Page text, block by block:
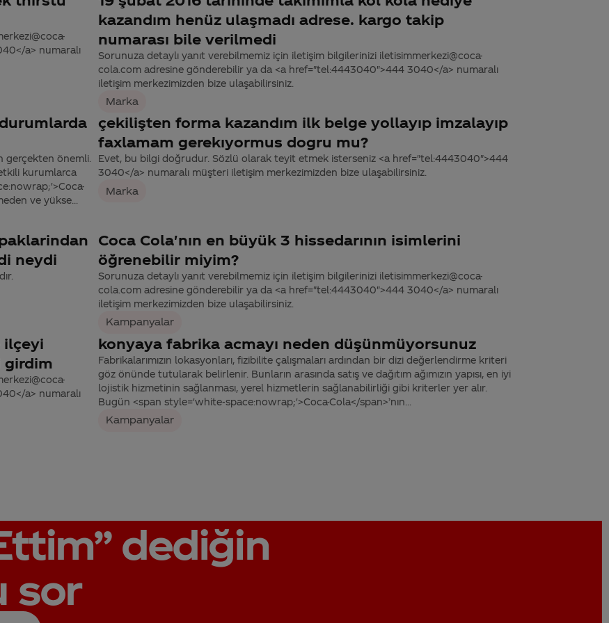
a> numaralı
kazandım henüz ulaşmadı adrese. kargo takip
numarası bile verilmedi
Sorunuza detaylı yanıt verebilmemiz için iletişim bilgilerinizi iletisimmerkezi@coca-
cola.com adresine gönderebilir ya da <a href="tel:4443040">444 3040</a> numaralı
iletişim merkezimizden bize ulaşabilirsiniz.
Marka
gerçekten önemli.
kurumlarca
ve yükse...
çekilişten forma kazandım ilk belge yollayıp imzalayıp
faxlamam gerekıyormus dogru mu?
Evet, bu bilgi doğrudur. Sözlü olarak teyit etmek isterseniz <a href="tel:4443040">444
3040</a> numaralı müşteri iletişim merkezimizden bize ulaşabilirsiniz.
Marka
neydi
Coca Cola'nın en büyük 3 hissedarının isimlerini
öğrenebilir miyim?
Sorunuza detaylı yanıt verebilmemiz için iletişim bilgilerinizi iletisimmerkezi@coca-
cola.com adresine gönderebilir ya da <a href="tel:4443040">444 3040</a> numaralı
iletişim merkezimizden bize ulaşabilirsiniz.
Kampanyalar
ilçeyi
girdim
a> numaralı
konyaya fabrika acmayı neden düşünmüyorsunuz
Fabrikalarımızın lokasyonları, fizibilite çalışmaları ardından bir dizi değerlendirme kriteri
göz önünde tutularak belirlenir. Bunların arasında satış ve dağıtım ağımızın yapısı, en iyi
lojistik hizmetinin sağlanması, yerel hizmetlerin sağlanabilirliği gibi kriterler yer alır.
Bugün <span style='white-space:nowrap;'>Coca-Cola</span>’nın...
Kampanyalar
dediğin
sor